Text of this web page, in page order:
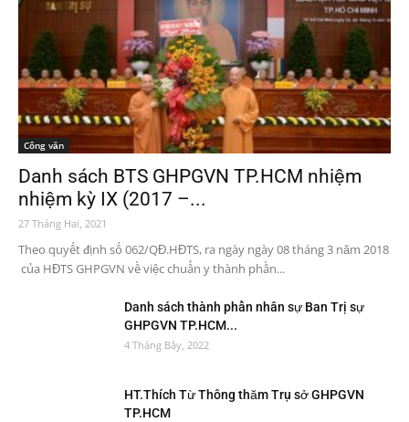
Công văn
Danh sách BTS GHPGVN TP.HCM nhiệm
nhiệm kỳ IX (2017 –...
27 Tháng Hai, 2021
Theo quyết định số 062/QĐ.HĐTS, ra ngày ngày 08 tháng 3 năm 2018
của HĐTS GHPGVN về việc chuẩn y thành phần...
Danh sách thành phần nhân sự Ban Trị sự
GHPGVN TP.HCM...
4 Tháng Bảy, 2022
HT.Thích Từ Thông thăm Trụ sở GHPGVN
TP.HCM